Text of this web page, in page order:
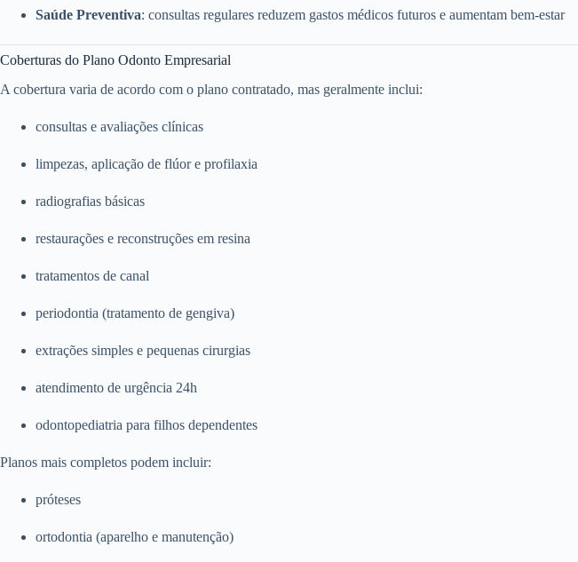
Saúde Preventiva: consultas regulares reduzem gastos médicos futuros e aumentam bem-estar
Coberturas do Plano Odonto Empresarial
A cobertura varia de acordo com o plano contratado, mas geralmente inclui:
consultas e avaliações clínicas
limpezas, aplicação de flúor e profilaxia
radiografias básicas
restaurações e reconstruções em resina
tratamentos de canal
periodontia (tratamento de gengiva)
extrações simples e pequenas cirurgias
atendimento de urgência 24h
odontopediatria para filhos dependentes
Planos mais completos podem incluir:
próteses
ortodontia (aparelho e manutenção)